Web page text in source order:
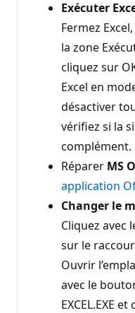
Exécuter
Fermez
la zone
cliquez sur
Excel en
désactiver
vérifiez si la
complément.
Réparer MS
application
Changer le
Cliquez avec
sur le
Ouvrir
avec le
EXCEL.EXE